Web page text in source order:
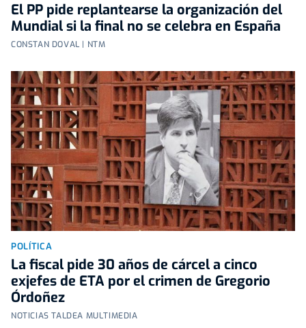
El PP pide replantearse la organización del
Mundial si la final no se celebra en España
CONSTAN DOVAL | NTM
POLÍTICA
La fiscal pide 30 años de cárcel a cinco
exjefes de ETA por el crimen de Gregorio
Órdoñez
NOTICIAS TALDEA MULTIMEDIA